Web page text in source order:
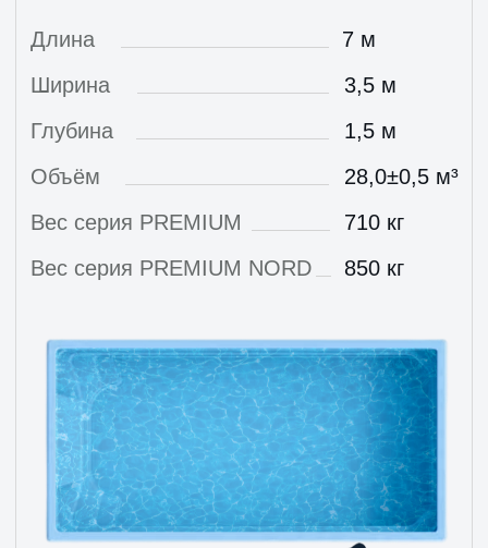
Двойная лестница
2 угловых дивана
Безопасные ступени с AntiSlip покрытием
Активное купание одновременно 4 человек
Документы
Паспорт Бассейна,pdf Скачать